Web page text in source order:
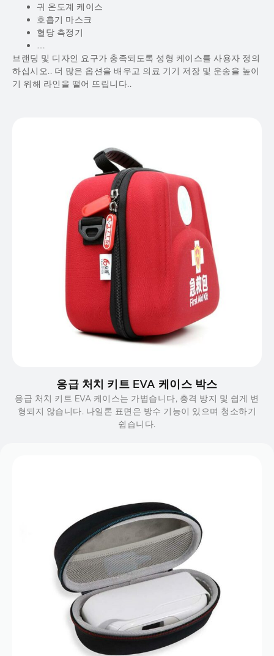
귀 온도계 케이스
호흡기 마스크
혈당 측정기
…
브랜딩 및 디자인 요구가 충족되도록 성형 케이스를 사용자 정의
하십시오.. 더 많은 옵션을 배우고 의료 기기 저장 및 운송을 높이
기 위해 라인을 떨어 뜨립니다..
응급 처치 키트 EVA 케이스 박스
응급 처치 키트 EVA 케이스는 가볍습니다, 충격 방지 및 쉽게 변
형되지 않습니다. 나일론 표면은 방수 기능이 있으며 청소하기
쉽습니다.